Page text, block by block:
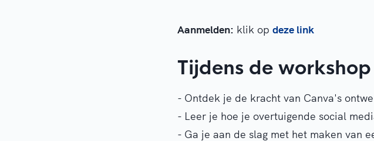
Aanmelden: klik op deze link
Tijdens de workshop
- Ontdek je de kracht van Canva's
- Leer je hoe je overtuigende social
- Ga je aan de slag met het maken van